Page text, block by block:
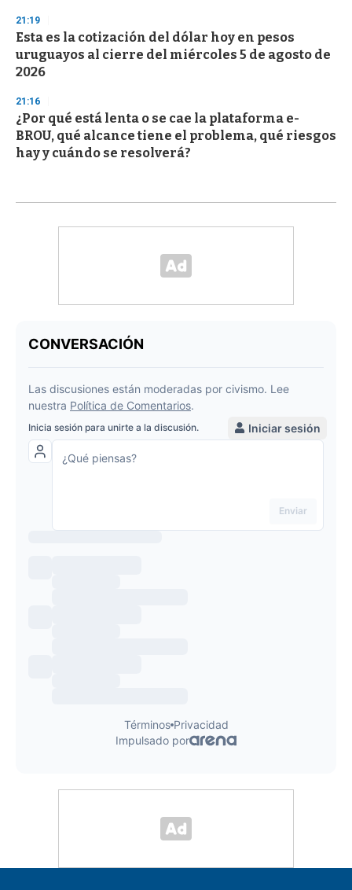
21:19
Esta es la cotización del dólar hoy en pesos
uruguayos al cierre del miércoles 5 de agosto de
2026
21:16
¿Por qué está lenta o se cae la plataforma e-
BROU, qué alcance tiene el problema, qué riesgos
hay y cuándo se resolverá?